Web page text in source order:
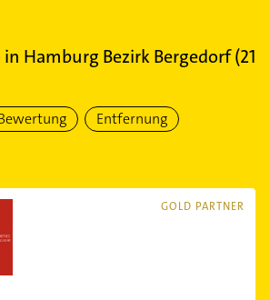
in Hamburg Bezirk Bergedorf(21
Entfernung
GOLD PARTNER